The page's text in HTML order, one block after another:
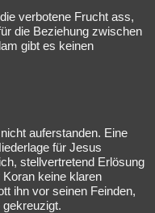
verbotene Frucht ass,
die Beziehung zwischen
gibt es keinen
auferstanden. Eine
für Jesus
stellvertretend Erlösung
keine klaren
ihn vor seinen Feinden,
gekreuzigt.